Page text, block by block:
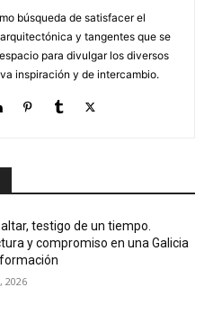
búsqueda de satisfacer el
y tangentes que se
para divulgar los diversos
inspiración y de intercambio.
testigo de un tiempo.
y compromiso en una Galicia
2026